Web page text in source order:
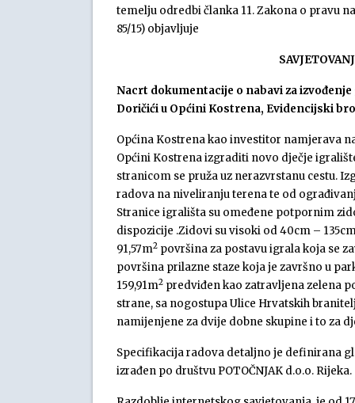
temelju odredbi članka 11. Zakona o pravu
85/15) objavljuje
Nacrt dokumentacije o nabavi za
Doričići u Općini Kostrena, Evidencijski
Općina Kostrena kao investitor namjerava
Općini Kostrena izgraditi novo dječje
stranicom se pruža uz nerazvrstanu cestu.
radova na niveliranju terena te od
Stranice igrališta su omeđene potpornim
dispozicije .Zidovi su visoki od 40cm –
91,57m2 površina za postavu igrala koja se
površina prilazne staze koja je završno u
159,91m2 predviđen kao zatravljena zelena
strane, sa nogostupa Ulice Hrvatskih
namijenjene za dvije dobne skupine i to za
Specifikacija radova detaljno je definirana
izrađen po društvu POTOČNJAK d.o.o. Rijeka.